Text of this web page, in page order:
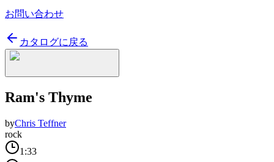
お問い合わせ
カタログに戻る
Ram's Thyme
byChris Teffner
rock
1:33